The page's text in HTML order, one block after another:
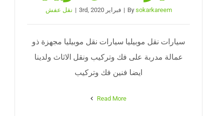
نقل عفش الجيزة
By sokarkareem
| فبراير 3rd, 2020 | نقل عفش
سيارات نقل موبيليا سيارات نقل موبيليا مجهزة ذو
عمالة مدربة على فك وتركيب ونقل الاثاث ولدينا
ايضا فنين فك وتركيب
Read More